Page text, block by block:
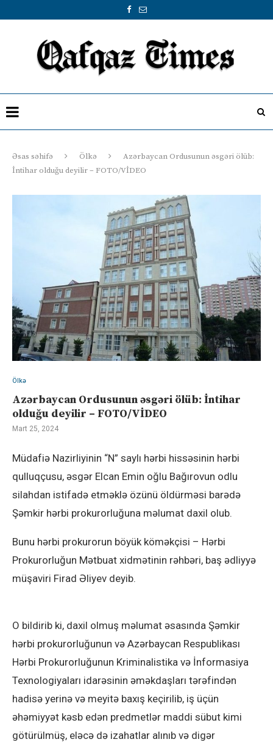
Əsas səhifə Ölkə
Azərbaycan Ordusunun əsgəri ölüb:
İntihar olduğu deyilir – FOTO/VİDEO
Ölkə
Azərbaycan Ordusunun əsgəri ölüb: İntihar
olduğu deyilir – FOTO/VİDEO
Mart 25, 2024
Müdafiə Nazirliyinin “N” saylı hərbi hissəsinin hərbi
qulluqçusu, əsgər Elcan Emin oğlu Bağırovun odlu
silahdan istifadə etməklə özünü öldürməsi barədə
Şəmkir hərbi prokurorluğuna məlumat daxil olub.
Bunu hərbi prokurorun böyük köməkçisi – Hərbi
Prokurorluğun Mətbuat xidmətinin rəhbəri, baş ədliyyə
müşaviri Firad Əliyev deyib.
O bildirib ki, daxil olmuş məlumat əsasında Şəmkir
hərbi prokurorluğunun və Azərbaycan Respublikası
Hərbi Prokurorluğunun Kriminalistika və İnformasiya
Texnologiyaları idarəsinin əməkdaşları tərəfindən
hadisə yerinə və meyitə baxış keçirilib, iş üçün
əhəmiyyət kəsb edən predmetlər maddi sübut kimi
götürülmüş, eləcə də izahatlar alınıb və digər